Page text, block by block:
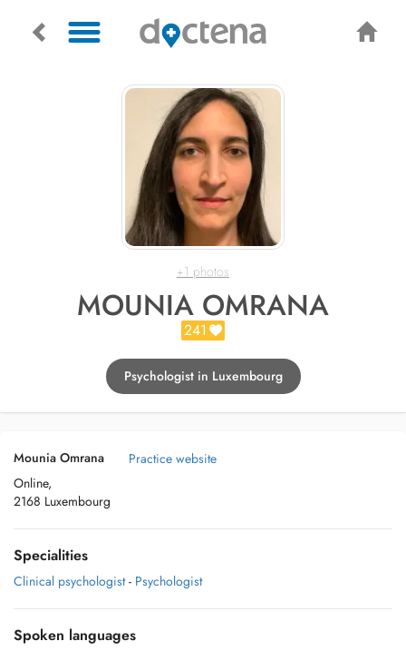
+1 photos
MOUNIA OMRANA
241
Psychologist in Luxembourg
Mounia Omrana
Online,
2168 Luxembourg
Practice website
Specialities
Clinical psychologist - Psychologist
Spoken languages